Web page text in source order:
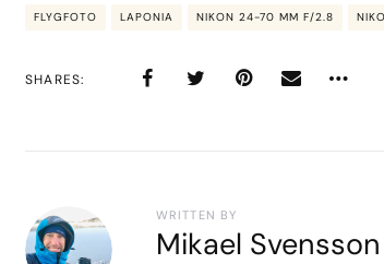
FLYGFOTO LAPONIA NIKON 24-70 MM F/2.8
SHARES
WRITTEN BY
Mikael Svensson